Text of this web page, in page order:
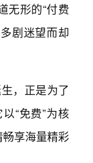
无形的“付费
剧迷望而却
，正是为了
“免费”为核
畅享海量精彩